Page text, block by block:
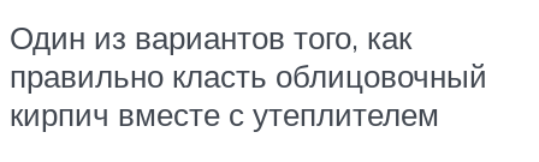
Один из вариантов того, как
правильно класть облицовочный
кирпич вместе с утеплителем